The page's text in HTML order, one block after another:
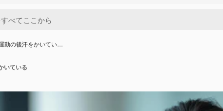
動の後汗をかいてい…
いている